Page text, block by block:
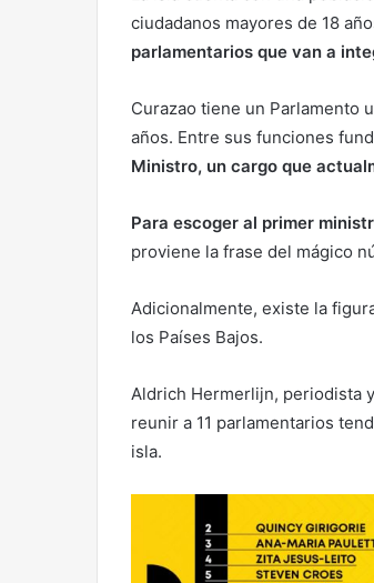
ciudadanos mayores de 18
parlamentarios que van a
Curazao tiene un Parlamento
años. Entre sus funciones
Ministro, un cargo que
Para escoger al primer
proviene la frase del mágico
Adicionalmente, existe la
los Países Bajos.
Aldrich Hermerlijn, periodista
reunir a 11 parlamentarios
isla.